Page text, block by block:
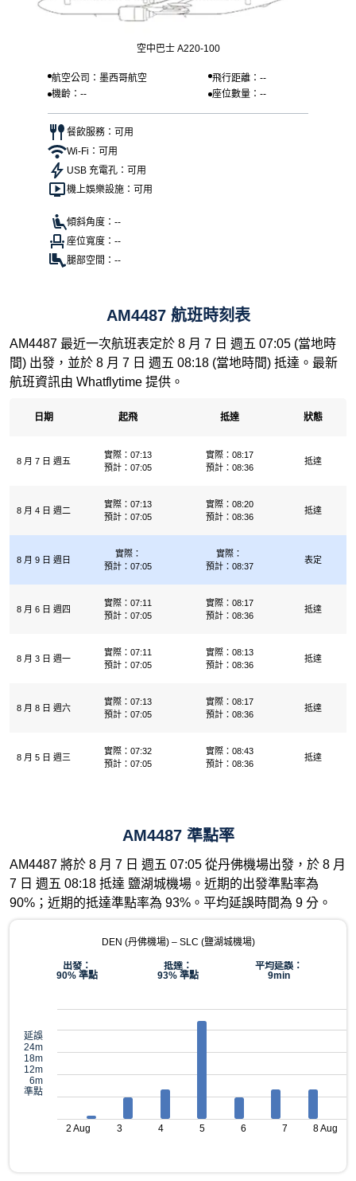
空中巴士 A220-100
航空公司：墨西哥航空
飛行距離：--
機齡：--
座位數量：--
餐飲服務：可用
Wi-Fi：可用
USB 充電孔：可用
機上娛樂設施：可用
傾斜角度：--
座位寬度：--
腿部空間：--
AM4487 航班時刻表
AM4487 最近一次航班表定於 8 月 7 日 週五 07:05 (當地時
間) 出發，並於 8 月 7 日 週五 08:18 (當地時間) 抵達。最新
航班資訊由 Whatflytime 提供。
日期 起飛 抵達 狀態
8 月 7 日 週五
實際：07:13
預計：07:05
實際：08:17
預計：08:36
抵達
8 月 4 日 週二
實際：07:13
預計：07:05
實際：08:20
預計：08:36
抵達
8 月 9 日 週日
實際：
預計：07:05
實際：
預計：08:37
表定
8 月 6 日 週四
實際：07:11
預計：07:05
實際：08:17
預計：08:36
抵達
8 月 3 日 週一
實際：07:11
預計：07:05
實際：08:13
預計：08:36
抵達
8 月 8 日 週六
實際：07:13
預計：07:05
實際：08:17
預計：08:36
抵達
8 月 5 日 週三
實際：07:32
預計：07:05
實際：08:43
預計：08:36
抵達
AM4487 準點率
AM4487 將於 8 月 7 日 週五 07:05 從丹佛機場出發，於 8 月
7 日 週五 08:18 抵達 鹽湖城機場。近期的出發準點率為
90%；近期的抵達準點率為 93%。平均延誤時間為 9 分。
DEN (丹佛機場) – SLC (鹽湖城機場)
出發：
90% 準點
抵達：
93% 準點
平均延誤：
9min
延誤
24m
18m
12m
6m
準點
2 Aug 3 4 5 6 7 8 Aug